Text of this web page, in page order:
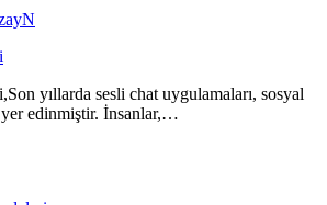
yıllarda sesli chat uygulamaları, sosyal
edinmiştir. İnsanlar,…